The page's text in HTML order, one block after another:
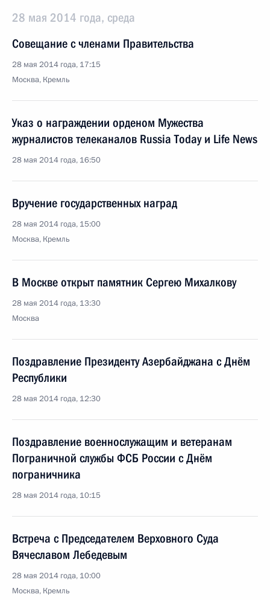
28 мая 2014 года, среда
Совещание с членами Правительства
28 мая 2014 года, 17:15
Москва, Кремль
Указ о награждении орденом Мужества
журналистов телеканалов Russia Today и Life News
28 мая 2014 года, 16:50
Вручение государственных наград
28 мая 2014 года, 15:00
Москва, Кремль
В Москве открыт памятник Сергею Михалкову
28 мая 2014 года, 13:30
Москва
Поздравление Президенту Азербайджана с Днём
Республики
28 мая 2014 года, 12:30
Поздравление военнослужащим и ветеранам
Пограничной службы ФСБ России с Днём
пограничника
28 мая 2014 года, 10:15
Встреча с Председателем Верховного Суда
Вячеславом Лебедевым
28 мая 2014 года, 10:00
Москва, Кремль